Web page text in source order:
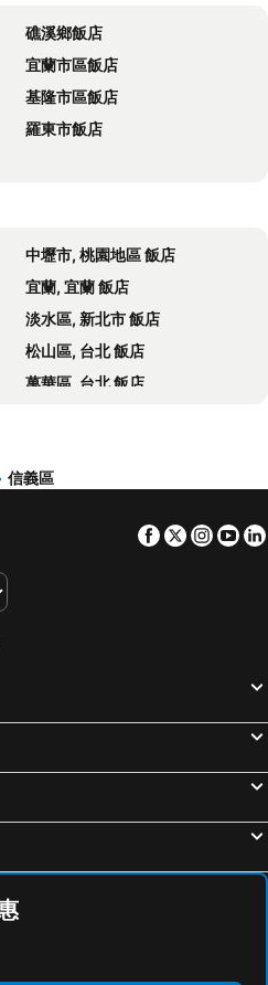
台北福華大飯店
福格大飯店
宜家商旅
西悠飯店 - 台北店
Members Hotel at Taipei 101
寒舍艾麗酒店
W Taipei
香城大飯店(台北信義店)
台北國聯大飯店
Jia Jia
淡水老街
饒河街觀光夜市
景美捷運站
台北市政府
淡水捷運站
礁溪鄉飯店
宜蘭市區飯店
基隆市區飯店
羅東市飯店
中壢市, 桃園地區 飯店
宜蘭, 宜蘭 飯店
淡水區, 新北市 飯店
松山區, 台北 飯店
萬華區, 台北 飯店
大園鄉, 桃園地區 飯店
士林區, 台北 飯店
信義區
Facebook
Twitter